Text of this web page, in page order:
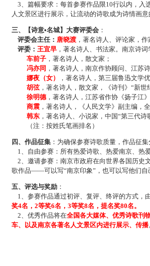
3、篇幅要求：每首参赛作品限10行以内，入
人文景区进行展示，让流动的诗歌成为诗情画
三、【诗意•名城】大赛评委会 ：
评委会主任： 唐晓渡 ，著名诗人、评论家，作
评委： 王宜早 ，著名诗人、书法家。南京诗
车前子 ，著名诗人，散文家；
冯亦同 ，著名诗人，南京作协顾问、江苏
娜夜（女）
，著名诗人，第三届鲁迅文学
胡弦，著名诗人，散文家，《诗刊》“新
徐明德，著名诗人，江苏省作协《扬子江
商震 ，著名诗人，《人民文学》副主编，
韩东 ，著名诗人、小说家，中国“第三代诗
（注：按姓氏笔画排名）
四、作品征集 ：为确保参赛诗歌质量，作品征集
1、自由参赛：所有热爱诗歌、热爱南京、热
2、邀请参赛：南京市政府在向世界各国历史
歌作品——可以写“南京印象”，也可以写他们自
五、评选与奖励 ：
1、参赛作品通过初评、复评、终评的方式，
奖4名，2等奖6名，3等奖8名，提名奖80名。
2、优秀作品将在全国各大媒体、优秀诗歌刊
车、以及南京各著名人文景区内进行展示、传播